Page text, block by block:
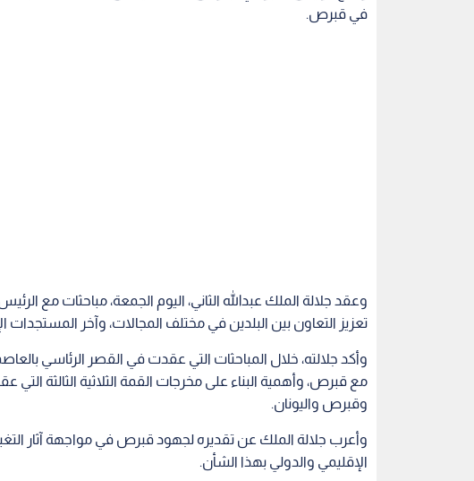
في قبرص.
وعقد جلالة الملك عبدالله الثاني، اليوم الجمعة، مباحثات مع
تعزيز التعاون بين البلدين في مختلف المجالات، وآخر المستجدات
وأكد جلالته، خلال المباحثات التي عقدت في القصر الرئاسي
مع قبرص، وأهمية البناء على مخرجات القمة الثلاثية الثالثة
وقبرص واليونان.
وأعرب جلالة الملك عن تقديره لجهود قبرص في مواجهة آثار
الإقليمي والدولي بهذا الشأن.